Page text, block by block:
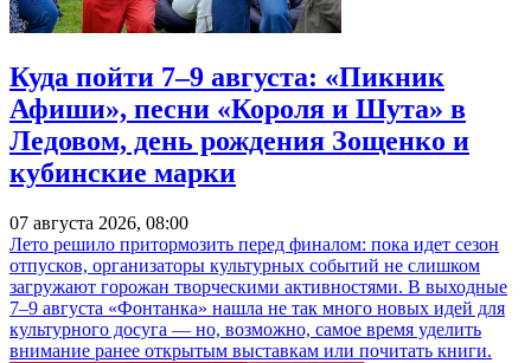
Куда пойти 7–9 августа: «Пикник
Афиши», песни «Короля и Шута» в
Ледовом, день рождения Зощенко и
кубинские марки
07 августа 2026, 08:00
Лето решило притормозить перед финалом: пока идет сезон
отпусков, организаторы культурных событий не слишком
загружают горожан творческими активностями. В выходные
7–9 августа «Фонтанка» нашла не так много новых идей для
культурного досуга — но, возможно, самое время уделить
внимание ранее открытым выставкам или почитать книги.